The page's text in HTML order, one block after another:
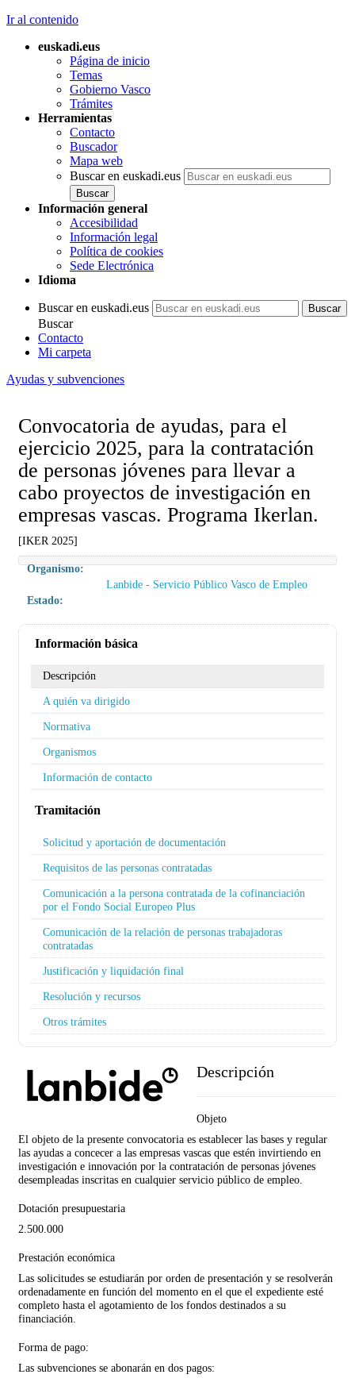
Ir al contenido
euskadi.eus
Página de inicio
Temas
Gobierno Vasco
Trámites
Herramientas
Contacto
Buscador
Mapa web
Buscar en euskadi.eus
Información general
Accesibilidad
Información legal
Política de cookies
Sede Electrónica
Idioma
Buscar en euskadi.eus
Buscar
Contacto
Mi carpeta
Ayudas y subvenciones
Convocatoria de ayudas, para el
ejercicio 2025, para la contratación
de personas jóvenes para llevar a
cabo proyectos de investigación en
empresas vascas. Programa Ikerlan.
[IKER 2025]
Organismo:
Lanbide - Servicio Público Vasco de Empleo
Estado:
Información básica
Descripción
A quién va dirigido
Normativa
Organismos
Información de contacto
Tramitación
Solicitud y aportación de documentación
Requisitos de las personas contratadas
Comunicación a la persona contratada de la cofinanciación
por el Fondo Social Europeo Plus
Comunicación de la relación de personas trabajadoras
contratadas
Justificación y liquidación final
Resolución y recursos
Otros trámites
Descripción
Objeto
El objeto de la presente convocatoria es establecer las bases y regular
las ayudas a concecer a las empresas vascas que estén invirtiendo en
investigación e innovación por la contratación de personas jóvenes
desempleadas inscritas en cualquier servicio público de empleo.
Dotación presupuestaria
2.500.000
Prestación económica
Las solicitudes se estudiarán por orden de presentación y se resolverán
ordenadamente en función del momento en el que el expediente esté
completo hasta el agotamiento de los fondos destinados a su
financiación.
Forma de pago:
Las subvenciones se abonarán en dos pagos: